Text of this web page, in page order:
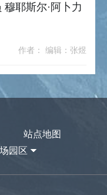
耶斯尔·阿卜力
作者： 编辑：张煜
站点地图
园区